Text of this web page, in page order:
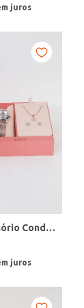
Relógio+Acessório Condor Feminino ROSE